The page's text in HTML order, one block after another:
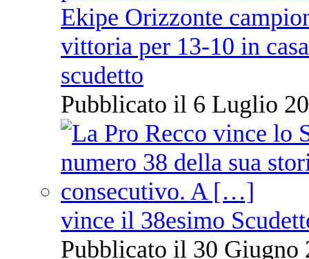
Ekipe Orizzonte
vittoria per 13-10 in
scudetto
Pubblicato il 6 Luglio
vince il 38esimo
Pubblicato il 30 Giugno